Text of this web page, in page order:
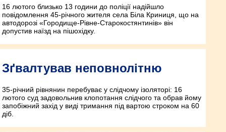
16 лютого близько 13 години до поліції надійшло
повідомлення 45-річного жителя села Біла Криниця, що на
автодорозі «Городище-Рівне-Старокостянтинів» він
допустив наїзд на пішохідку.
Зґвалтував неповнолітню
35-річний рівнянин перебуває у слідчому ізоляторі: 16
лютого суд задовольнив клопотання слідчого та обрав йому
запобіжний захід у виді тримання під вартою строком на 60
діб.